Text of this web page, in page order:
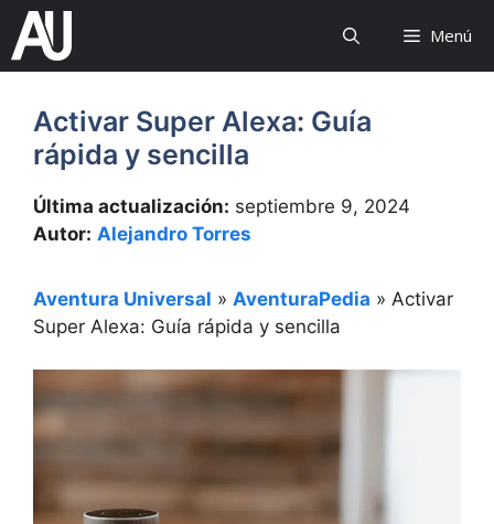
Saltar
contenido
Menú
Activar Super Alexa: Guía
rápida y sencilla
Última actualización: septiembre 9, 2024
Autor: Alejandro Torres
Aventura Universal » AventuraPedia » Activar
Super Alexa: Guía rápida y sencilla